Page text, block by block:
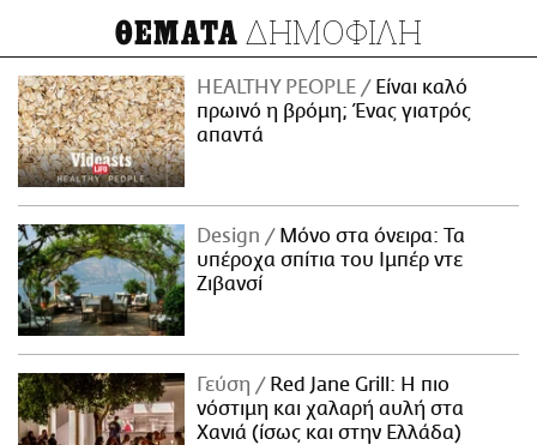
ΘΕΜΑΤΑ ΔΗΜΟΦΙΛΗ
HEALTHY PEOPLE
Είναι καλό
πρωινό η βρόμη; Ένας γιατρός
απαντά
Design
Μόνο στα όνειρα: Τα
υπέροχα σπίτια του Ιμπέρ ντε
Ζιβανσί
Γεύση
Red Jane Grill: Η πιο
νόστιμη και χαλαρή αυλή στα
Χανιά (ίσως και στην Ελλάδα)